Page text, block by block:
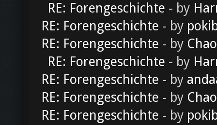
RE: Forengeschichte - by
RE: Forengeschichte - by
RE: Forengeschichte - by
RE: Forengeschichte - by
RE: Forengeschichte - by
RE: Forengeschichte - by
RE: Forengeschichte - by